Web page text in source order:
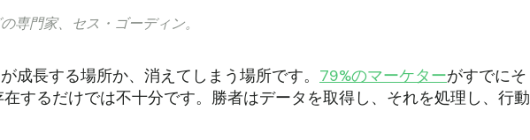
専門家、セス・ゴーディン。
成長する場所か、消えてしまう場所です。 79%のマーケターがすでにそ
するだけでは不十分です。勝者はデータを取得し、それを処理し、行動